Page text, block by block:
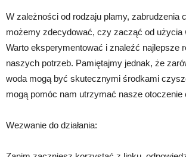
W zależności od rodzaju plamy, zabrudzenia
możemy zdecydować, czy zacząć od użycia
Warto eksperymentować i znaleźć najlepsze
naszych potrzeb. Pamiętajmy jednak, że
woda mogą być skutecznymi środkami
mogą pomóc nam utrzymać nasze otoczenie
Wezwanie do działania: